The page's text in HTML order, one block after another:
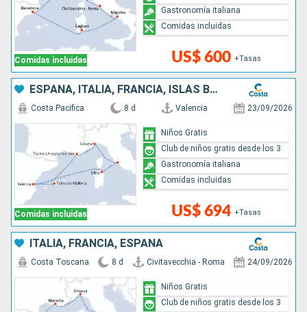
Comidas incluidas US$ 600 +Tasas
Gastronomía italiana
Comidas incluidas
ESPAÑA, ITALIA, FRANCIA, ISLAS BALEARES
Comidas incluidas
Costa Pacifica 8 d Valencia 23/09/2026
US$ 694 +Tasas
Niños Gratis
Club de niños gratis desde los 3
Gastronomía italiana
Comidas incluidas
ITALIA, FRANCIA, ESPAÑA
Costa Toscana 8 d Civitavecchia - Roma 24/09/2026
Niños Gratis
Club de niños gratis desde los 3